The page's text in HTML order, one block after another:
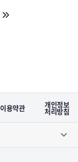
이용약관 개인정보
처리방침